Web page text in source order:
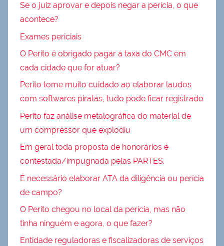
Se o juiz aprovar e depois negar a perícia, o que
acontece?
Exames periciais
O Perito é obrigado pagar a taxa do CMC em
cada cidade que for atuar?
Perito tome muito cuidado ao elaborar laudos
com softwares piratas, tudo pode ficar registrado
Perito faz análise metalográfica do material de
um compressor que explodiu
Em geral toda proposta de honorários é
contestada/impugnada pelas PARTES.
É necessário elaborar ATA da diligência ou perícia
de campo?
O Perito chegou no local da perícia, mas não
tinha ninguém e agora, o que fazer?
Entidade reguladoras e fiscalizadoras de serviços